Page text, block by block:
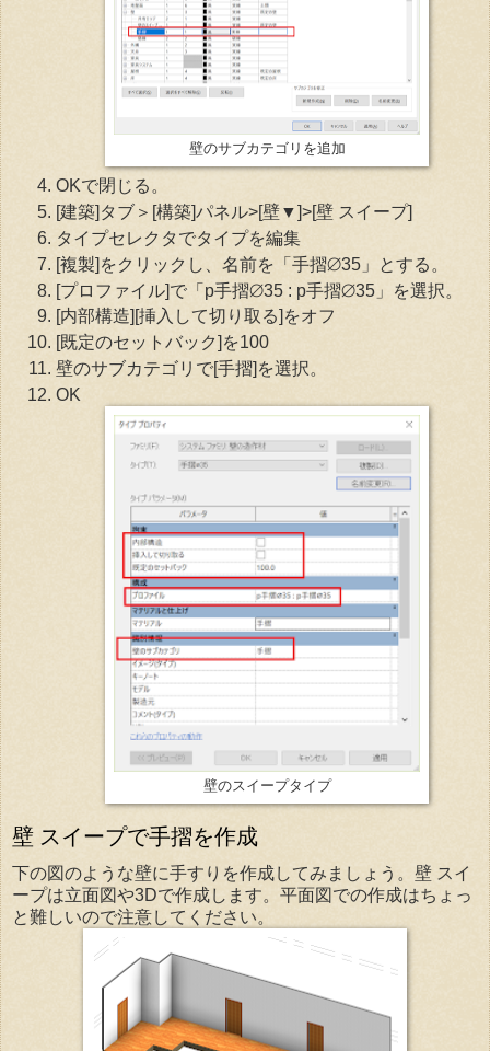
壁のサブカテゴリを追加
OKで閉じる。
[建築]タブ＞[構築]パネル>[壁▼]>[壁 スイープ]
タイプセレクタでタイプを編集
[複製]をクリックし、名前を「手摺⌀35」とする。
[プロファイル]で「p手摺⌀35 : p手摺⌀35」を選択。
[内部構造][挿入して切り取る]をオフ
[既定のセットバック]を100
壁のサブカテゴリで[手摺]を選択。
OK
壁のスイープタイプ
壁 スイープで手摺を作成
下の図のような壁に手すりを作成してみましょう。壁 スイ
ープは立面図や3Dで作成します。平面図での作成はちょっ
と難しいので注意してください。